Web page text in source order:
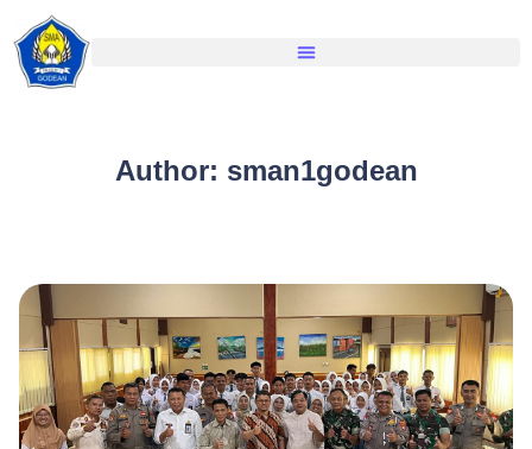
Author: sman1godean